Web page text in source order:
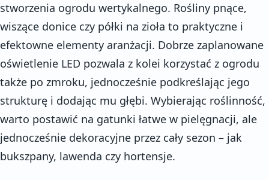
stworzenia ogrodu wertykalnego. Rośliny pnące,
wiszące donice czy półki na zioła to praktyczne i
efektowne elementy aranżacji. Dobrze zaplanowane
oświetlenie LED pozwala z kolei korzystać z ogrodu
także po zmroku, jednocześnie podkreślając jego
strukturę i dodając mu głębi. Wybierając roślinność,
warto postawić na gatunki łatwe w pielęgnacji, ale
jednocześnie dekoracyjne przez cały sezon – jak
bukszpany, lawenda czy hortensje.